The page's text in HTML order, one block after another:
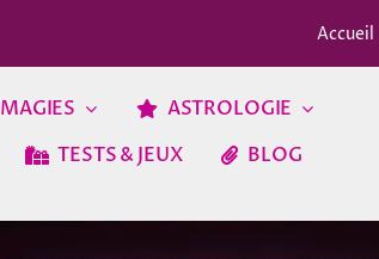
Accueil
MAGIES
ASTROLOGIE
TESTS & JEUX BLOG